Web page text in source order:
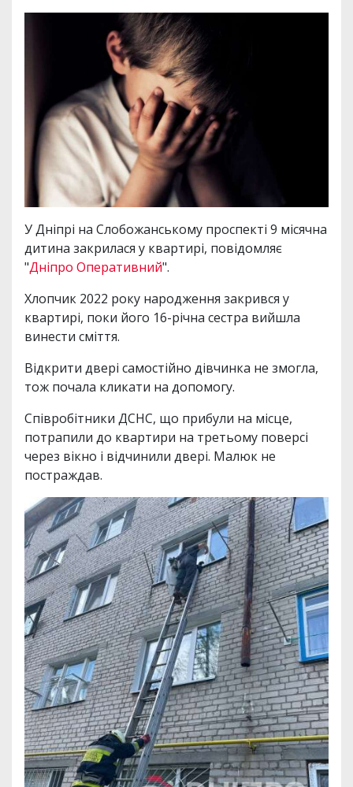
У Дніпрі на Слобожанському проспекті 9 місячна
дитина закрилася у квартирі, повідомляє
"Дніпро Оперативний".
Хлопчик 2022 року народження закрився у
квартирі, поки його 16-річна сестра вийшла
винести сміття.
Відкрити двері самостійно дівчинка не змогла,
тож почала кликати на допомогу.
Співробітники ДСНС, що прибули на місце,
потрапили до квартири на третьому поверсі
через вікно і відчинили двері. Малюк не
постраждав.